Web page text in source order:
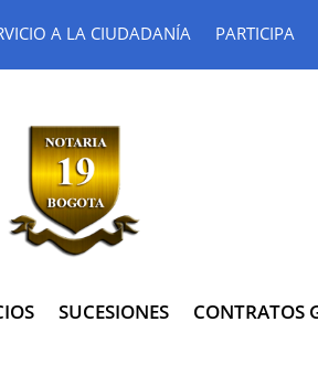
A LA CIUDADANÍA PARTICIPA
SUCESIONES CONTRATOS